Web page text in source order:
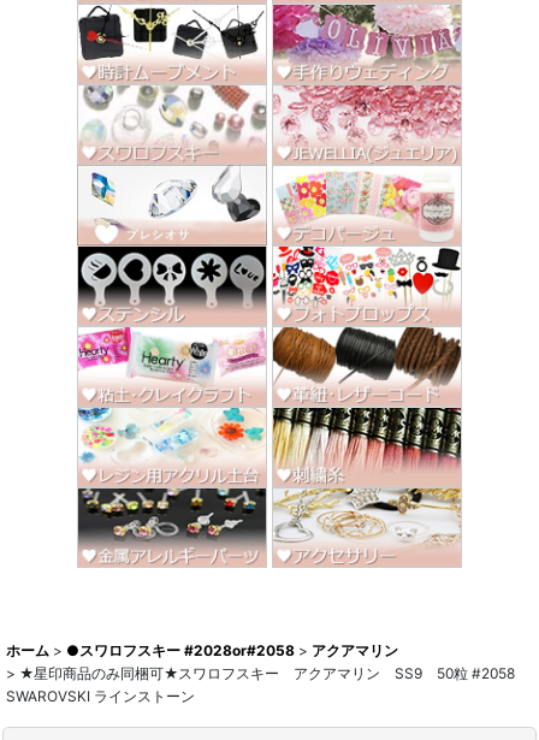
ホーム > ●スワロフスキー #2028or#2058 > アクアマリン
> ★星印商品のみ同梱可★スワロフスキー アクアマリン SS9 50粒 #2058
SWAROVSKI ラインストーン